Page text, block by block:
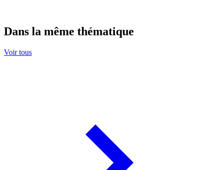
Dans la même thématique
Voir tous